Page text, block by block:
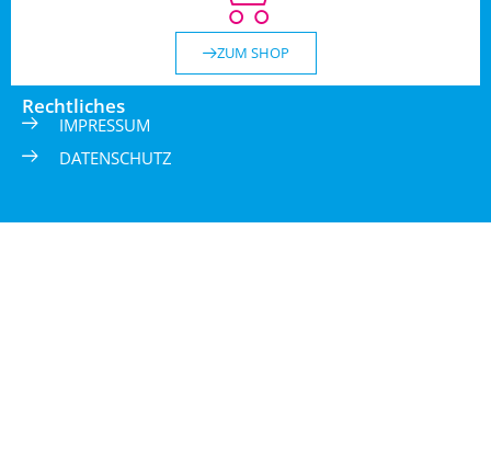
ZUM SHOP
Rechtliches
IMPRESSUM
DATENSCHUTZ